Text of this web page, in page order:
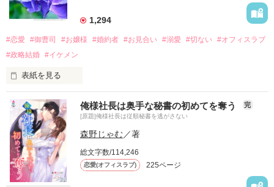
心も身体もすべてを独占し
死ぬ時まで四六時中一緒にいたがる
どうやら、人はそれを〝ヤンデレ〟と呼ぶらしい。
⋆⸜ ベリーズ文庫2月刊にて発売予定 ⸝⋆
（こちらは編集作業前のものです）
1,294
#恋愛 #御曹司 #お嬢様 #婚約者 #お見合い #溺愛 #切ない #オフィスラブ
#政略結婚 #イケメン
表紙を見る
高辻グループ社長令嬢の私を周囲は私のことを高辻のお嬢様と
呼ぶ―――
そんな私の恋は出会った時から始まっていた。
出会いはお見合いだったけど、ずっと私は好きだった。
いつか結婚するんだって思って、ただ待つだけの日々。
俺様社長は奥手な秘書の初めてを奪う 完
[原題]俺様社長は従順秘書を逃がさない
森野じゃむ／著
総文字数/114,246
恋愛(オフィスラブ) 225ページ